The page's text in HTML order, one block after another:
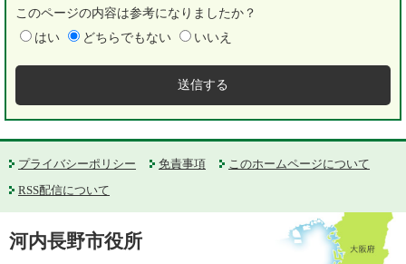
このページの内容は参考になりましたか？
はい
どちらでもない いいえ
プライバシーポリシー 免責事項
このホームページについて
RSS配信について
河内長野市役所